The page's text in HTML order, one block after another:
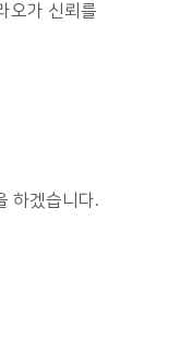
오가 신뢰를
하겠습니다.